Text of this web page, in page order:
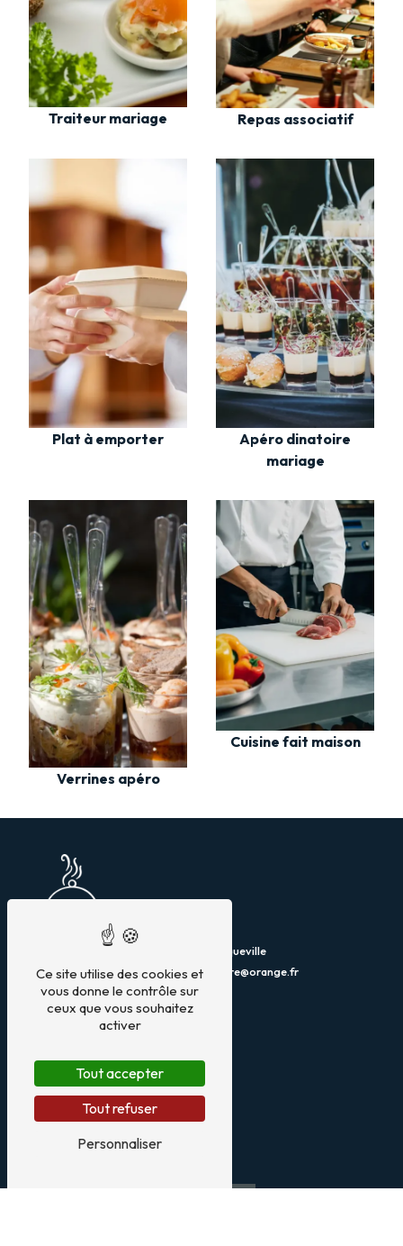
Traiteur mariage Repas associatif
Plat à emporter
Apéro dinatoire
mariage
Verrines apéro
Cuisine fait maison
299 Avenue du Centre, 12160 Baraqueville
05 65 69 00 05
costes_alexandre@orange.fr
Accueil
Restaurant
Traiteur
Ce site utilise des cookies et
vous donne le contrôle sur
ceux que vous souhaitez
activer
Tout accepter
Tout refuser
Personnaliser